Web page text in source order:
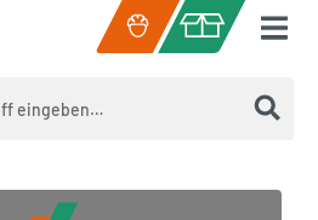
Warenkorb